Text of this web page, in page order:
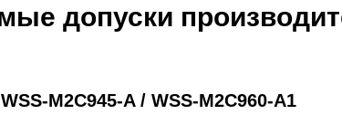
допуски
M2C945-A / WSS-M2C960-A1